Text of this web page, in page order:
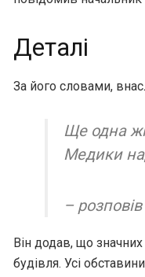
Деталі
За його словами,
Ще одна
Медики
–
Він додав, що
будівля. Усі